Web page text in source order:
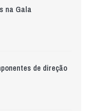
na Gala
de direção